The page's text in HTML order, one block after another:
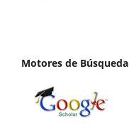
Motores de Búsqueda